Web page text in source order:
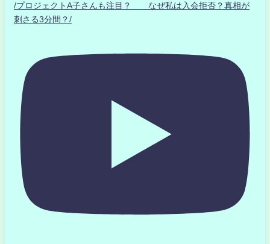
/プロジェクトA子さんも注目？ なぜ私は入会拒否？真相が
刺さる3分間？/